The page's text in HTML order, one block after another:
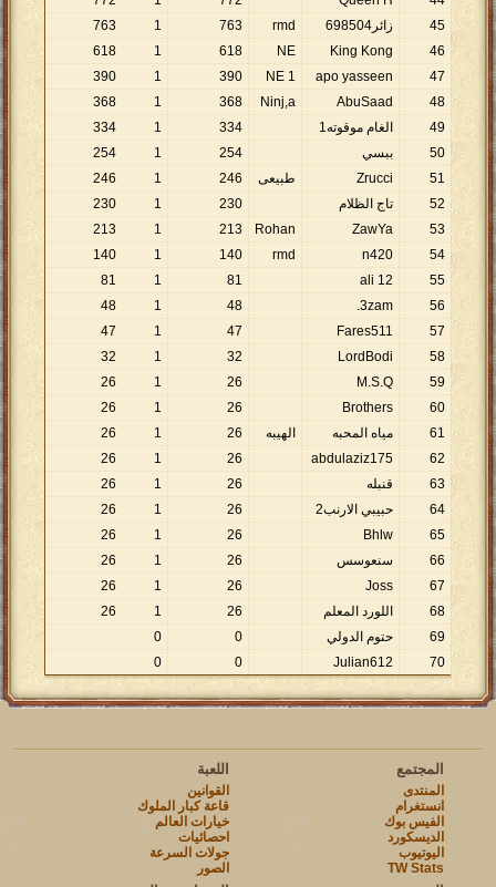
45
زائر698504 rmd
763
1
763
46
King Kong
NE
618
1
618
47
apo yasseen
1 NE
390
1
390
48
AbuSaad
Ninj,a
368
1
368
49
الغام موقوته1 334
1
334
50
ببسي 254
1
254
51
Zrucci طبيعى 246
1
246
52
تاج الظلام 230
1
230
53
ZawYa
Rohan
213
1
213
54
n420
rmd
140
1
140
55
ali 12
81
1
81
56
3zam.
48
1
48
57
Fares511
47
1
47
58
LordBodi
32
1
32
59
M.S.Q
26
1
26
60
Brothers
26
1
26
61
مياه المحبه الهيبه 26
1
26
62
abdulaziz175
26
1
26
63
قنبله 26
1
26
64
حبيبي الارنب2 26
1
26
65
Bhlw
26
1
26
66
سنعوسس 26
1
26
67
Joss
26
1
26
68
اللورد المعلم 26
1
26
69
حتوم الدولي 0
0
70
Julian612
0
0
اللعبة
القوانين
قاعة كبار الملوك
خيارات العالم
احصائيات
جولات السرعة
الصور
المجتمع
المنتدى
انستغرام
الفيس بوك
الديسكورد
اليوتيوب
TW Stats